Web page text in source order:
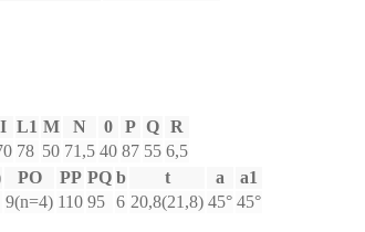
I L1 M N 0 P Q R
78 50 71,5 40 87 55 6,5
PO PP PQ b t a
a1
9(n=4) 110 95 6 20,8(21,8) 45° 45°